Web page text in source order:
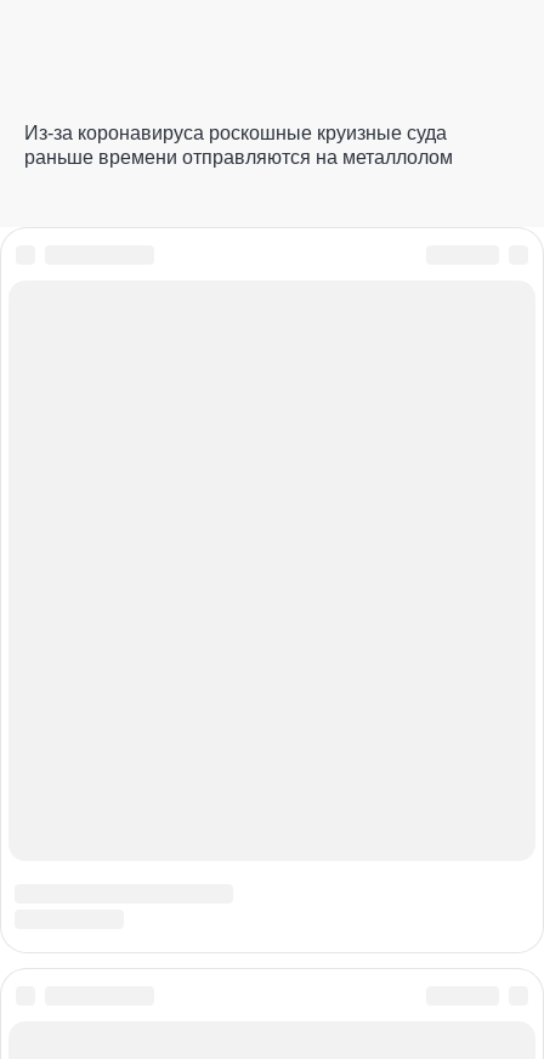
Из-за коронавируса роскошные круизные суда
раньше времени отправляются на металлолом